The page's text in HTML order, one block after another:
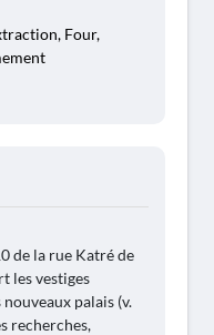
Four,
de la rue Katré de
les vestiges
palais (v.
recherches,